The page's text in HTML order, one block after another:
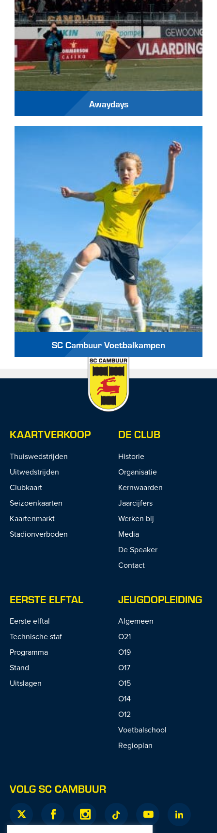
Awaydays
SC Cambuur Voetbalkampen
KAARTVERKOOP
Thuiswedstrijden
Uitwedstrijden
Clubkaart
Seizoenkaarten
Kaartenmarkt
Stadionverboden
DE CLUB
Historie
Organisatie
Kernwaarden
Jaarcijfers
Werken bij
Media
De Speaker
Contact
EERSTE ELFTAL
Eerste elftal
Technische staf
Programma
Stand
Uitslagen
JEUGDOPLEIDING
Algemeen
O21
O19
O17
O15
O14
O12
Voetbalschool
Regioplan
VOLG SC CAMBUUR